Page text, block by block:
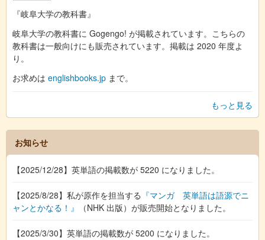
『岐阜大学の教科書』
岐阜大学の教科書に Gogengo! が掲載されています。こちらの
教科書は一般向けにも販売されています。掲載は 2020 年度よ
り。
お求めは englishbooks.jp まで。
もっと見る
お知らせ
【2025/12/28】英単語の掲載数が 5220 になりました。
【2025/8/28】私が原作を担当する 『マンガ 英単語は語源でニ
ャンとかなる！』
（NHK 出版）が販売開始となりました。
【2025/3/30】英単語の掲載数が 5200 になりました。